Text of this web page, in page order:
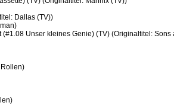
Dallas (TV))
Unser kleines Genie) (TV) (Originaltitel: Sons